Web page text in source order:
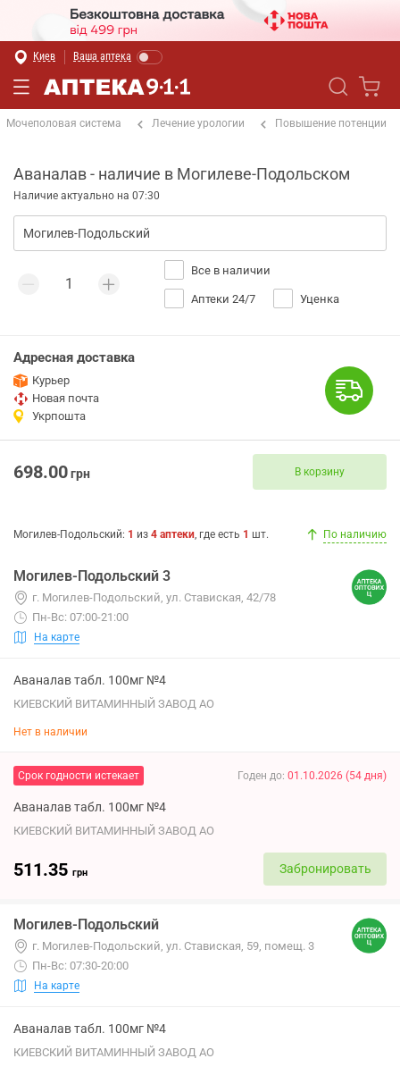
Киев Ваша аптека
Мочеполовая система Лечение урологии Повышение потенции
Аваналав - наличие в Могилеве-Подольском
Наличие актуально на 07:30
Все в наличии
Аптеки 24/7 Уценка
Адресная доставка
Курьер
Новая почта
Укрпошта
698.00грн В корзину
Могилев-Подольский: 1 из 4 аптеки, где есть 1 шт. По наличию
Могилев-Подольский 3
г. Могилев-Подольский, ул. Ставиская, 42/78
Пн-Вс: 07:00-21:00
На карте
Аваналав табл. 100мг №4
КИЕВСКИЙ ВИТАМИННЫЙ ЗАВОД АО
Нет в наличии
Срок годности истекает Годен до: 01.10.2026 (54 дня)
Аваналав табл. 100мг №4
КИЕВСКИЙ ВИТАМИННЫЙ ЗАВОД АО
511.35 грн Забронировать
Могилев-Подольский
г. Могилев-Подольский, ул. Ставиская, 59, помещ. 3
Пн-Вс: 07:30-20:00
На карте
Аваналав табл. 100мг №4
КИЕВСКИЙ ВИТАМИННЫЙ ЗАВОД АО